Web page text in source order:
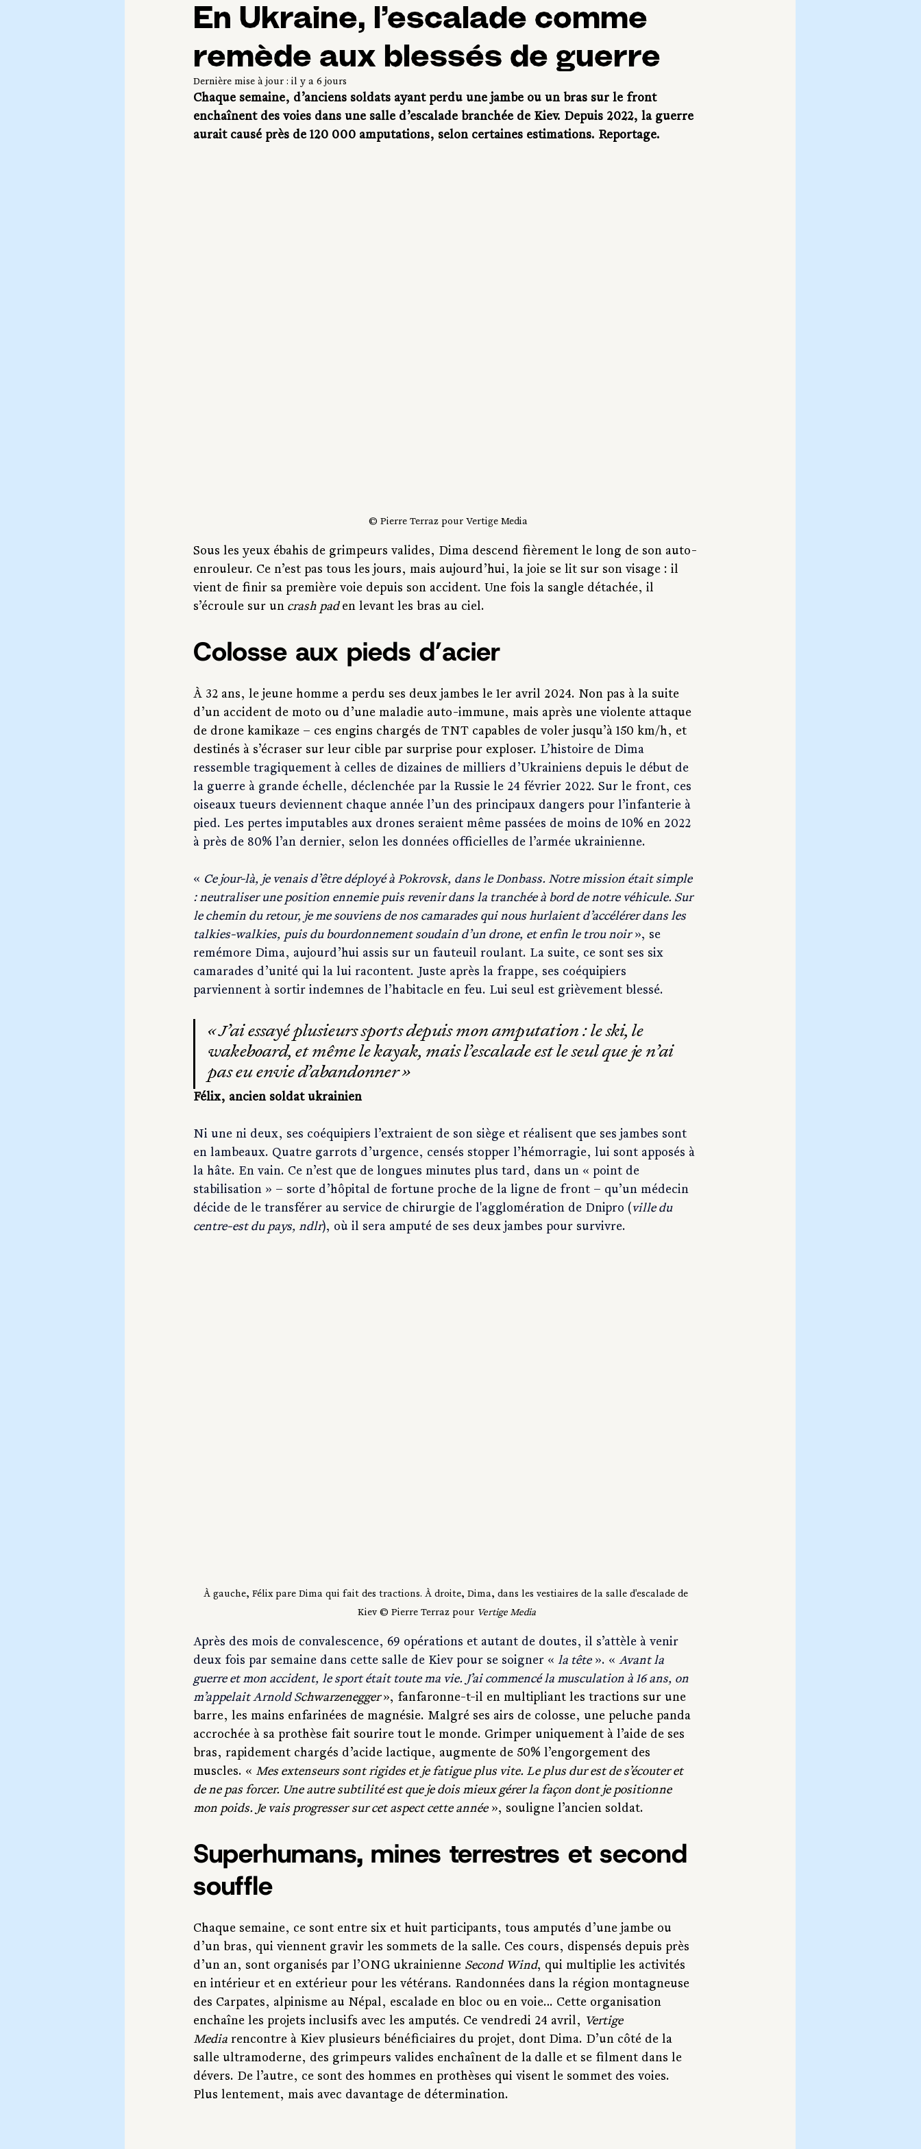
En Ukraine, l’escalade comme
remède aux blessés de guerre
Dernière mise à jour : il y a 6 jours
Chaque semaine, d’anciens soldats ayant perdu une jambe ou un bras sur le front
enchaînent des voies dans une salle d’escalade branchée de Kiev. Depuis 2022, la guerre
aurait causé près de 120 000 amputations, selon certaines estimations. Reportage.
© Pierre Terraz pour Vertige Media
Sous les yeux ébahis de grimpeurs valides, Dima descend fièrement le long de son auto-
enrouleur. Ce n’est pas tous les jours, mais aujourd’hui, la joie se lit sur son visage : il
vient de finir sa première voie depuis son accident. Une fois la sangle détachée, il
s’écroule sur un crash pad en levant les bras au ciel.
Colosse aux pieds d’acier
À 32 ans, le jeune homme a perdu ses deux jambes le 1er avril 2024. Non pas à la suite
d’un accident de moto ou d’une maladie auto-immune, mais après une violente attaque
de drone kamikaze – ces engins chargés de TNT capables de voler jusqu’à 150 km/h, et
destinés à s’écraser sur leur cible par surprise pour exploser. L’histoire de Dima
ressemble tragiquement à celles de dizaines de milliers d’Ukrainiens depuis le début de
la guerre à grande échelle, déclenchée par la Russie le 24 février 2022. Sur le front, ces
oiseaux tueurs deviennent chaque année l’un des principaux dangers pour l’infanterie à
pied. Les pertes imputables aux drones seraient même passées de moins de 10% en 2022
à près de 80% l’an dernier, selon les données officielles de l’armée ukrainienne.
« Ce jour-là, je venais d’être déployé à Pokrovsk, dans le Donbass. Notre mission était simple
: neutraliser une position ennemie puis revenir dans la tranchée à bord de notre véhicule. Sur
le chemin du retour, je me souviens de nos camarades qui nous hurlaient d’accélérer dans les
talkies-walkies, puis du bourdonnement soudain d’un drone, et enfin le trou noir », se
remémore Dima, aujourd’hui assis sur un fauteuil roulant. La suite, ce sont ses six
camarades d’unité qui la lui racontent. Juste après la frappe, ses coéquipiers
parviennent à sortir indemnes de l’habitacle en feu. Lui seul est grièvement blessé.
« J’ai essayé plusieurs sports depuis mon amputation : le ski, le
wakeboard, et même le kayak, mais l’escalade est le seul que je n’ai
pas eu envie d’abandonner »
Félix, ancien soldat ukrainien
Ni une ni deux, ses coéquipiers l’extraient de son siège et réalisent que ses jambes sont
en lambeaux. Quatre garrots d’urgence, censés stopper l’hémorragie, lui sont apposés à
la hâte. En vain. Ce n’est que de longues minutes plus tard, dans un « point de
stabilisation » – sorte d’hôpital de fortune proche de la ligne de front – qu’un médecin
décide de le transférer au service de chirurgie de l'agglomération de Dnipro ( ville du
centre-est du pays, ndlr), où il sera amputé de ses deux jambes pour survivre.
À gauche, Félix pare Dima qui fait des tractions. À droite, Dima, dans les vestiaires de la salle d'escalade de
Kiev © Pierre Terraz pour Vertige Media
Après des mois de convalescence, 69 opérations et autant de doutes, il s’attèle à venir
deux fois par semaine dans cette salle de Kiev pour se soigner « la tête ». « Avant la
guerre et mon accident, le sport était toute ma vie. J’ai commencé la musculation à 16 ans, on
m’appelait Arnold Schwarzenegger », fanfaronne-t-il en multipliant les tractions sur une
barre, les mains enfarinées de magnésie. Malgré ses airs de colosse, une peluche panda
accrochée à sa prothèse fait sourire tout le monde. Grimper uniquement à l’aide de ses
bras, rapidement chargés d’acide lactique, augmente de 50% l’engorgement des
muscles. « Mes extenseurs sont rigides et je fatigue plus vite. Le plus dur est de s’écouter et
de ne pas forcer. Une autre subtilité est que je dois mieux gérer la façon dont je positionne
mon poids. Je vais progresser sur cet aspect cette année », souligne l’ancien soldat.
Superhumans, mines terrestres et second
souffle
Chaque semaine, ce sont entre six et huit participants, tous amputés d’une jambe ou
d’un bras, qui viennent gravir les sommets de la salle. Ces cours, dispensés depuis près
d’un an, sont organisés par l’ONG ukrainienne Second Wind, qui multiplie les activités
en intérieur et en extérieur pour les vétérans. Randonnées dans la région montagneuse
des Carpates, alpinisme au Népal, escalade en bloc ou en voie… Cette organisation
enchaîne les projets inclusifs avec les amputés. Ce vendredi 24 avril, Vertige
Media rencontre à Kiev plusieurs bénéficiaires du projet, dont Dima. D’un côté de la
salle ultramoderne, des grimpeurs valides enchaînent de la dalle et se filment dans le
dévers. De l’autre, ce sont des hommes en prothèses qui visent le sommet des voies.
Plus lentement, mais avec davantage de détermination.